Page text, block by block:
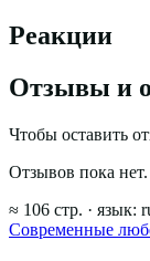
Реакции
Отзывы и
Чтобы оставить
Отзывов пока нет.
≈ 106 стр. · язык:
Современные